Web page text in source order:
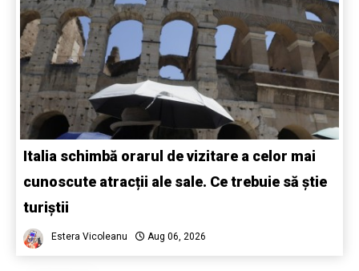
Italia schimbă orarul de vizitare a celor mai
cunoscute atracții ale sale. Ce trebuie să știe
turiștii
Estera Vicoleanu Aug 06, 2026